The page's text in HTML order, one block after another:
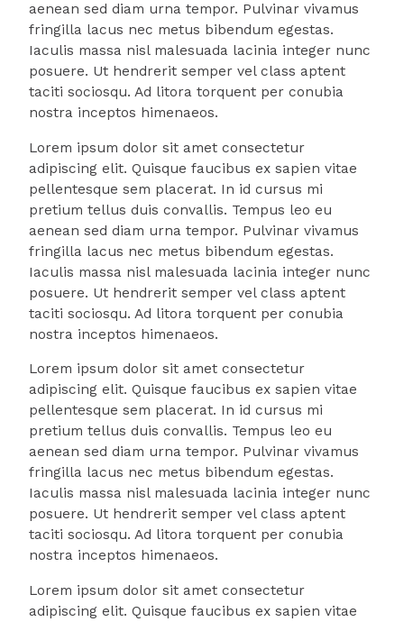
aenean sed diam urna tempor. Pulvinar vivamus
fringilla lacus nec metus bibendum egestas.
Iaculis massa nisl malesuada lacinia integer nunc
posuere. Ut hendrerit semper vel class aptent
taciti sociosqu. Ad litora torquent per conubia
nostra inceptos himenaeos.
Lorem ipsum dolor sit amet consectetur
adipiscing elit. Quisque faucibus ex sapien vitae
pellentesque sem placerat. In id cursus mi
pretium tellus duis convallis. Tempus leo eu
aenean sed diam urna tempor. Pulvinar vivamus
fringilla lacus nec metus bibendum egestas.
Iaculis massa nisl malesuada lacinia integer nunc
posuere. Ut hendrerit semper vel class aptent
taciti sociosqu. Ad litora torquent per conubia
nostra inceptos himenaeos.
Lorem ipsum dolor sit amet consectetur
adipiscing elit. Quisque faucibus ex sapien vitae
pellentesque sem placerat. In id cursus mi
pretium tellus duis convallis. Tempus leo eu
aenean sed diam urna tempor. Pulvinar vivamus
fringilla lacus nec metus bibendum egestas.
Iaculis massa nisl malesuada lacinia integer nunc
posuere. Ut hendrerit semper vel class aptent
taciti sociosqu. Ad litora torquent per conubia
nostra inceptos himenaeos.
Lorem ipsum dolor sit amet consectetur
adipiscing elit. Quisque faucibus ex sapien vitae